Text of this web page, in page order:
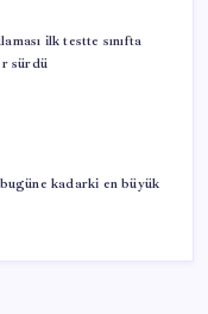
ilk testte sınıfta
sürdü
kadarki en büyük